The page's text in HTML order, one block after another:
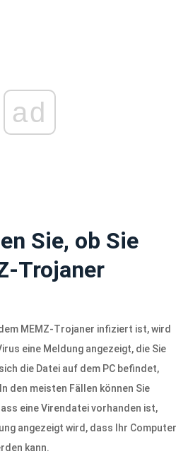
ad
Sie, ob Sie
Trojaner
MEMZ-Trojaner infiziert ist, wird
eine Meldung angezeigt, die Sie
die Datei auf dem PC befindet,
den meisten Fällen können Sie
eine Virendatei vorhanden ist,
angezeigt wird, dass Ihr Computer
kann.